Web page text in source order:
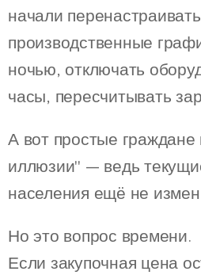
начали перенастраивать
производственные
ночью, отключать
часы, пересчитывать
А вот простые граждане
иллюзии" — ведь
населения ещё не
Но это вопрос времени.
Если закупочная цена